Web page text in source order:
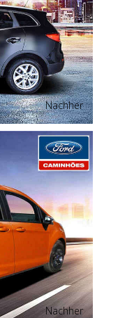
Nachher
Nachher